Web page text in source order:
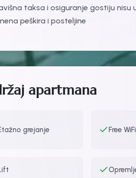
taksa i osiguranje gostiju nisu
peškira i posteljine
apartmana
grejanje Free WiFi